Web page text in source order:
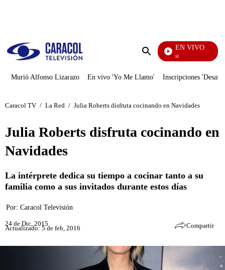
Enviar
EN VIVO
Noticias Caracol
Murió Alfonso Lizarazo En vivo 'Yo Me Llamo' Inscripciones
Caracol TV / La Red / Julia Roberts disfruta cocinando en Navidades
Julia Roberts disfruta cocinando en
Navidades
La intérprete dedica su tiempo a cocinar tanto a su
familia como a sus invitados durante estos días
Por: Caracol Televisión
24 de Dic, 2015
Actualizado: 5 de feb, 2016 Compartir